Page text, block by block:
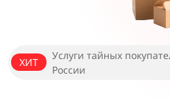
ХИТ
Услуги тайных
России